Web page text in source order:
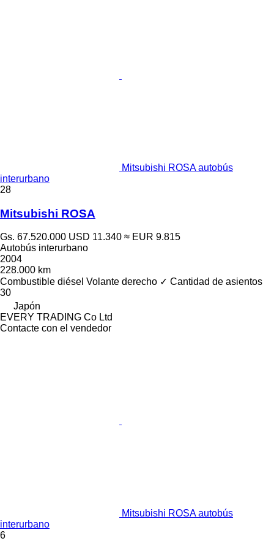
Mitsubishi ROSA autobús
interurbano
28
Mitsubishi ROSA
Gs. 67.520.000 USD 11.340 ≈ EUR 9.815
Autobús interurbano
2004
228.000 km
Combustible diésel Volante derecho ✓ Cantidad de asientos
30
Japón
EVERY TRADING Co Ltd
Contacte con el vendedor
Mitsubishi ROSA autobús
interurbano
6